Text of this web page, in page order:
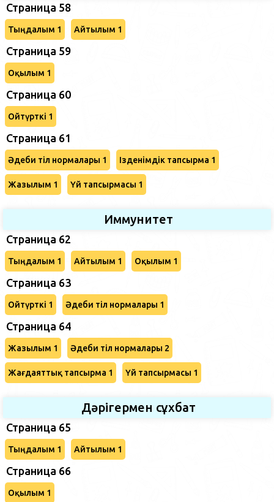
Страница 58
Тыңдалым 1 Айтылым 1
Страница 59
Оқылым 1
Страница 60
Ойтүрткі 1
Страница 61
Әдеби тіл нормалары 1 Ізденімдік тапсырма 1
Жазылым 1 Үй тапсырмасы 1
Иммунитет
Страница 62
Тыңдалым 1 Айтылым 1 Оқылым 1
Страница 63
Ойтүрткі 1 Әдеби тіл нормалары 1
Страница 64
Жазылым 1 Әдеби тіл нормалары 2
Жағдаяттық тапсырма 1 Үй тапсырмасы 1
Дәрігермен сұхбат
Страница 65
Тыңдалым 1 Айтылым 1
Страница 66
Оқылым 1